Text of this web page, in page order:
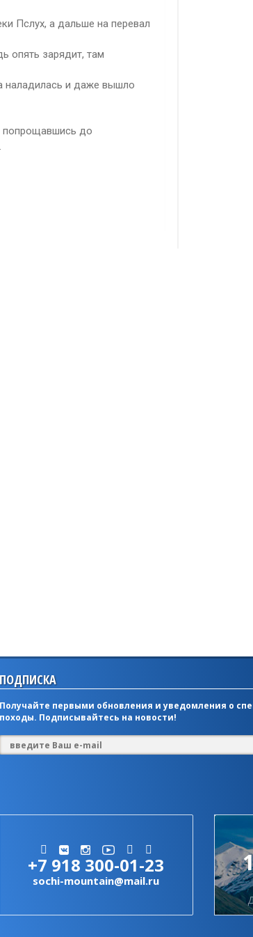
Пслух, а дальше на перевал
опять зарядит, там
наладилась и даже вышло
попрощавшись до
ПОДПИСКА
Получайте первыми обновления и уведомления о
походы. Подписывайтесь на новости!
+7 918 300-01-23
sochi-mountain@mail.ru